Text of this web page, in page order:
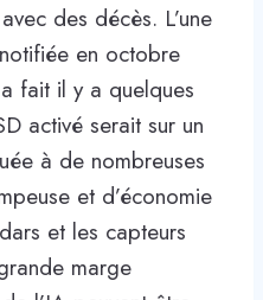
des décès. L’une
en octobre
fait il y a quelques
activé serait sur un
à de nombreuses
et d’économie
et les capteurs
marge